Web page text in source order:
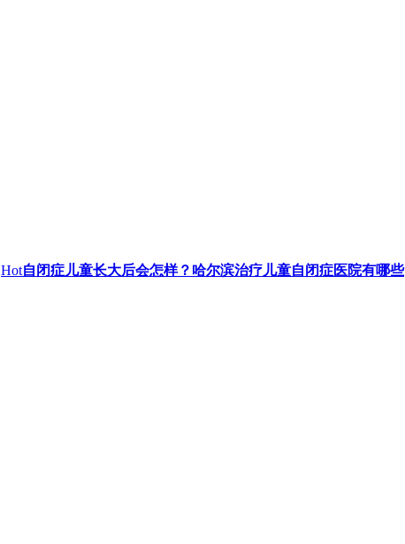
Hot自闭症儿童长大后会怎样？哈尔滨治疗儿童自闭症医院有哪些